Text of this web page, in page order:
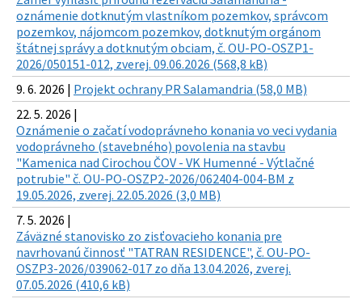
oznámenie dotknutým vlastníkom pozemkov, správcom
pozemkov, nájomcom pozemkov, dotknutým orgánom
štátnej správy a dotknutým obciam, č. OU-PO-OSZP1-
2026/050151-012, zverej. 09.06.2026 (568,8 kB)
9. 6. 2026 | Projekt ochrany PR Salamandria (58,0 MB)
22. 5. 2026 |
Oznámenie o začatí vodoprávneho konania vo veci vydania
vodoprávneho (stavebného) povolenia na stavbu
"Kamenica nad Cirochou ČOV - VK Humenné - Výtlačné
potrubie" č. OU-PO-OSZP2-2026/062404-004-BM z
19.05.2026, zverej. 22.05.2026 (3,0 MB)
7. 5. 2026 |
Záväzné stanovisko zo zisťovacieho konania pre
navrhovanú činnosť "TATRAN RESIDENCE", č. OU-PO-
OSZP3-2026/039062-017 zo dňa 13.04.2026, zverej.
07.05.2026 (410,6 kB)